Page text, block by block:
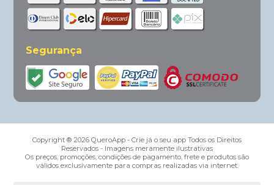
Segurança
Copyright ® 2026 QueroApp - Crie já o seu app Todos os Direitos
Reservados - Imagens meramente ilustrativas
Os preços, promoções, condições de pagamento, frete e produtos são
válidos exclusivamente para compras realizadas via internet.